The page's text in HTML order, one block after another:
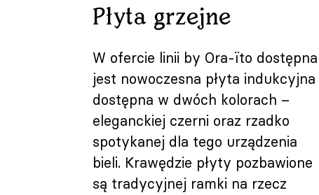
Płyta grzejne
W ofercie linii by Ora-ïto dostępna
jest nowoczesna płyta indukcyjna
dostępna w dwóch kolorach –
eleganckiej czerni oraz rzadko
spotykanej dla tego urządzenia
bieli. Krawędzie płyty pozbawione
są tradycyjnej ramki na rzecz